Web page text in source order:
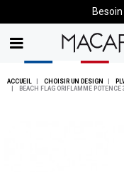
ACCUEIL CHOISIR UN DESIGN
BEACH FLAG ORIFLAMME